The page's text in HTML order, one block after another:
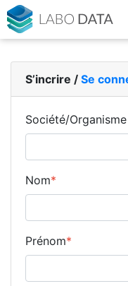
S’incrire / Se
Société/Organisme
Nom*
Prénom*